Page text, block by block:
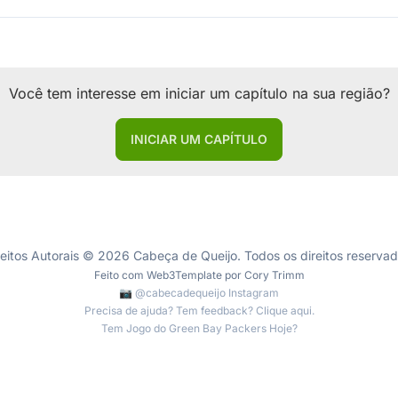
Você tem interesse em iniciar um capítulo na sua região?
INICIAR UM CAPÍTULO
Autorais © 2026 Cabeça de Queijo. Todos os direitos
Feito com Web3Templatepor Cory Trimm
📷 @cabecadequeijo Instagram
Precisa de ajuda? Tem feedback? Clique aqui.
Tem Jogo do Green Bay Packers Hoje?